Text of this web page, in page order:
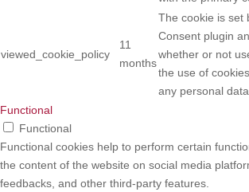
viewed_cookie_policy
11
months
The cookie is set
Consent plugin
whether or not
the use of
any personal data.
Functional
Functional
Functional cookies help to perform certain
the content of the website on social media
feedbacks, and other third-party features.